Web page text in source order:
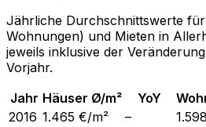
Jährliche Durchschnittswerte
Wohnungen) und Mieten in
jeweils inklusive der
Vorjahr.
Jahr Häuser Ø/m² YoY
2016 1.465 €/m² –